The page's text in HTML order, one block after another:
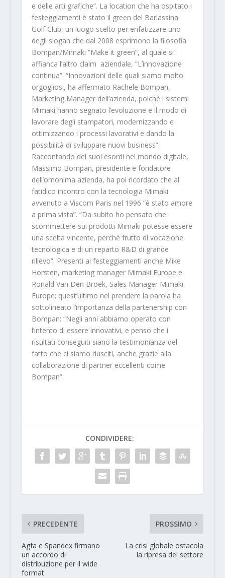
e delle arti grafiche”. La location che ha ospitato i
festeggiamenti è stato il green del Barlassina
Golf Club, un luogo scelto per enfatizzare uno
degli slogan che dal 2008 esprimono la filosofia
Bompan/Mimaki “Make it green”, al quale si
affianca l’altro claim aziendale, “L’innovazione
continua”. “Innovazioni delle quali siamo molto
orgogliosi, ha affermato Rachele Bompan,
Marketing Manager dell’azienda, poiché i sistemi
Mimaki hanno segnato l’evoluzione e il modo di
lavorare degli stampatori, modernizzando e
ottimizzando i processi lavorativi e dando la
possibilità di sviluppare nuovi business”.
Raccontando dei suoi esordi nel mondo digitale,
Massimo Bompan, presidente e fondatore
dell’omonima azienda, ha poi ricordato che al
fatidico incontro con la tecnologia Mimaki
avvenuto a Viscom Paris nel 1996 “è stato amore
a prima vista”. “Da subito ho pensato che
scommettere sui prodotti Mimaki potesse essere
una scelta vincente, perché frutto di vocazione
tecnologica e di un reparto R&D di grande
rilievo”. Presenti ai festeggiamenti anche Mike
Horsten, marketing manager Mimaki Europe e
Ronald Van Den Broek, Sales Manager Mimaki
Europe; quest’ultimo nel prendere la parola ha
sottolineato l’importanza della partenership con
Bompan: “Negli anni abbiamo operato con
l’intento di essere innovativi, e penso che i
risultati conseguiti siano la testimonianza del
fatto che ci siamo riusciti, anche grazie alla
collaborazione di partner eccellenti come
Bompan”.
CONDIVIDERE:
PRECEDENTE
Agfa e Spandex firmano
un accordo di
distribuzione per il wide
format
PROSSIMO
La crisi globale ostacola
la ripresa del settore